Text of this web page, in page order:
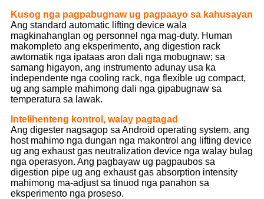
Kusog nga pagpabugnaw ug pagpaayo sa kahusayan
Ang standard automatic lifting device wala
magkinahanglan og personnel nga mag-duty. Human
makompleto ang eksperimento, ang digestion rack
awtomatik nga ipataas aron dali nga mobugnaw; sa
samang higayon, ang instrumento adunay usa ka
independente nga cooling rack, nga flexible ug compact,
ug ang sample mahimong dali nga gipabugnaw sa
temperatura sa lawak.
Intelihenteng kontrol, walay pagtagad
Ang digester nagsagop sa Android operating system, ang
host mahimo nga dungan nga makontrol ang lifting device
ug ang exhaust gas neutralization device nga walay bulag
nga operasyon. Ang pagbayaw ug pagpaubos sa
digestion pipe ug ang exhaust gas absorption intensity
mahimong ma-adjust sa tinuod nga panahon sa
eksperimento nga proseso.